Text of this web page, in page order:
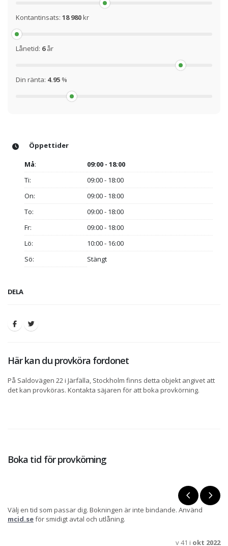
Kontantinsats: 18 980kr
Lånetid: 6år
Din ränta: 4.95 %
Öppettider
Må:
09:00 - 18:00
Ti:
09:00 - 18:00
On:
09:00 - 18:00
To:
09:00 - 18:00
Fr:
09:00 - 18:00
Lö:
10:00 - 16:00
Sö:
Stängt
DELA
Här kan du provköra fordonet
På Saldovägen 22 i Järfälla, Stockholm finns detta objekt angivet att
det kan provköras. Kontakta säjaren för att boka provkörning.
Boka tid för provkörning
Välj en tid som passar dig. Bokningen är inte bindande. Använd
mcid.seför smidigt avtal och utlåning.
v 41 i okt 2022